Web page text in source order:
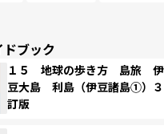
ブック
１５ 地球の歩き方 島旅 伊
豆大島 利島（伊豆諸島①）３
訂版